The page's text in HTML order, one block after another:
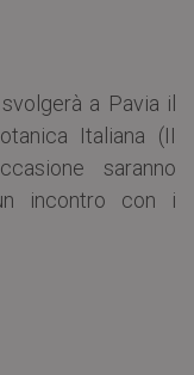
a Pavia il
Italiana (II
saranno
incontro con i